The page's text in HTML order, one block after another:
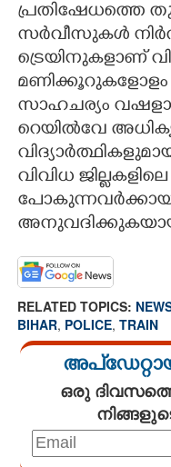
പ്രതിഷേധത്തെ
സർവീസുകൾ
ട്രെയിനുകളാണ്
മണിക്കൂറുകളോളം
സാഹചര്യം
റെയിൽവേ
വിവിധ
RELATED TOPICS:
BIHAR, POLICE, TRAIN
ഒരു